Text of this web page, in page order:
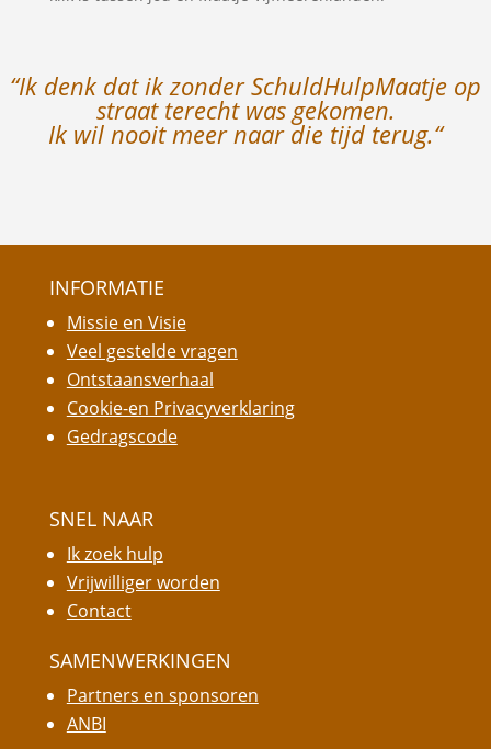
“Ik denk dat ik zonder SchuldHulpMaatje op
straat terecht was gekomen.
Ik wil nooit meer naar die tijd terug.“
INFORMATIE
Missie en Visie
Veel gestelde vragen
Ontstaansverhaal
Cookie-en Privacyverklaring
Gedragscode
SNEL NAAR
Ik zoek hulp
Vrijwilliger worden
Contact
SAMENWERKINGEN
Partners en sponsoren
ANBI